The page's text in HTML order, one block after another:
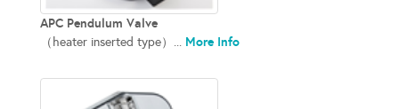
APC Pendulum Valve
（heater inserted type）... More Info